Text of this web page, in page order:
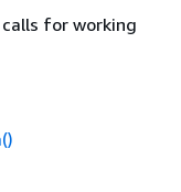
for working